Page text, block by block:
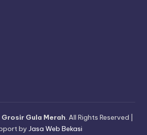
Grosir Gula Merah. All Rights Reserved |
by Jasa Web Bekasi